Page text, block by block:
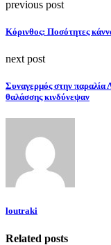
previous post
Κόρινθος: Ποσότητες
next post
Συναγερμός στην παραλία
θαλάσσης κινδύνεψαν
loutraki
Related posts